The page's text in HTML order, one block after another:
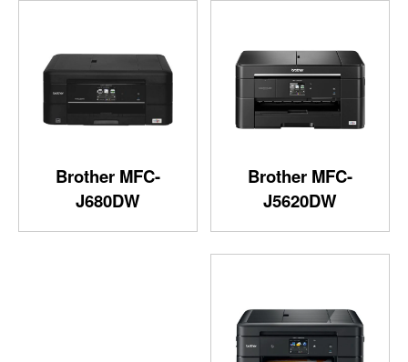
Brother MFC-
J5620DW
Brother MFC-
J680DW